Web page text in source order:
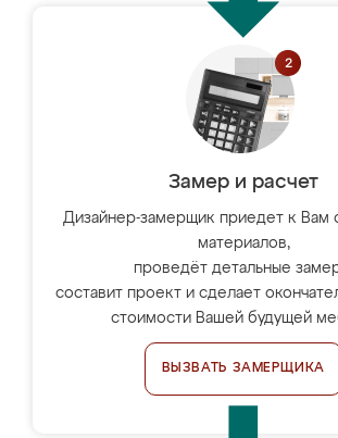
Замер и расчет
Дизайнер-замерщик приедет к Вам
материалов,
проведёт детальные
составит проект и сделает
стоимости Вашей будущей
ВЫЗВАТЬ ЗАМЕРЩИКА